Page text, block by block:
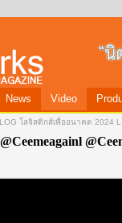
News Video
โลจิสติกส์เพื่ออนาคต 2024 L